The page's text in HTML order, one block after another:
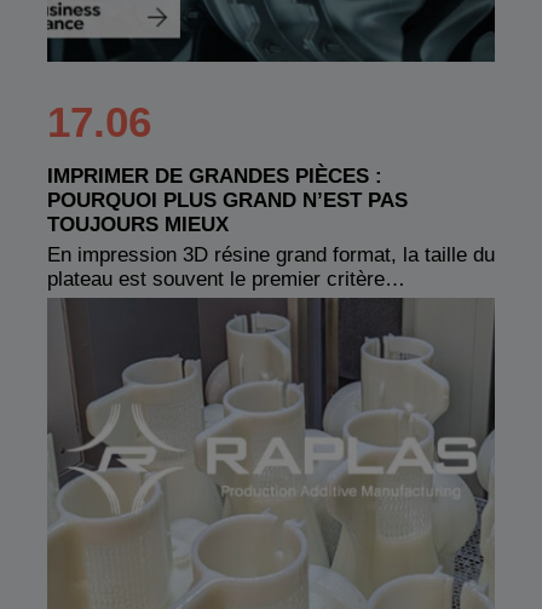
17.06
IMPRIMER DE GRANDES PIÈCES :
POURQUOI PLUS GRAND N’EST PAS
TOUJOURS MIEUX
En impression 3D résine grand format, la taille du
plateau est souvent le premier critère…